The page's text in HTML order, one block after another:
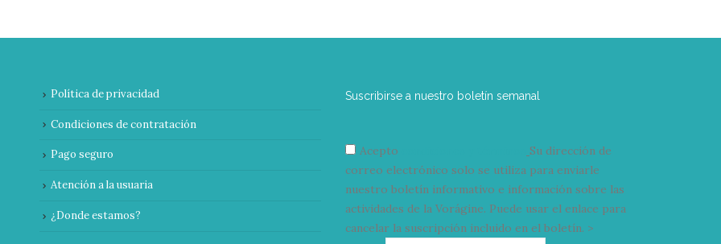
Política de privacidad
Condiciones de contratación
Pago seguro
Atención a la usuaria
¿Donde estamos?
Suscribirse a nuestro boletín semanal
Acepto
Su dirección de
correo electrónico solo se utiliza para enviarle
nuestro boletín informativo e información sobre las
actividades de la Vorágine. Puede usar el enlace para
cancelar la suscripción incluido en el boletín. >